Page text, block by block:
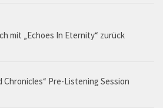
mit „Echoes In Eternity“ zurück
Chronicles“ Pre-Listening Session